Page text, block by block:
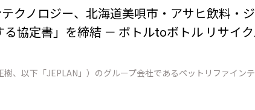
クノロジー、北海道美唄市・アサヒ飲料・
協定書」を締結 － ボトルtoボトル リサイ